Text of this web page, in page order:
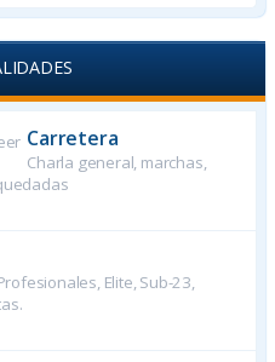
Carretera
Charla general, marchas,
Elite, Sub-23,